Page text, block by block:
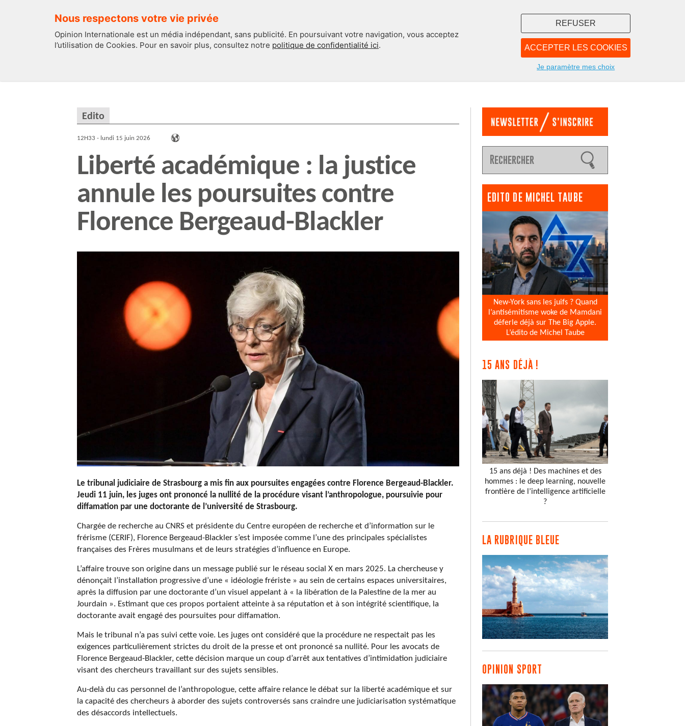
Nous respectons votre vie privée
Opinion Internationale est un média indépendant, sans publicité. En poursuivant votre navigation, vous acceptez
l’utilisation de Cookies. Pour en savoir plus, consultez notre politique de confidentialité ici. ACCEPTER LES COOKIES
REFUSER
Je paramètre mes choix
NOUS
Edito
12H33 - lundi 15 juin 2026
Liberté académique : la justice
annule les poursuites contre
Florence Bergeaud-Blackler
Le tribunal judiciaire de Strasbourg a mis fin aux poursuites engagées contre Florence Bergeaud-Blackler.
Jeudi 11 juin, les juges ont prononcé la nullité de la procédure visant l’anthropologue, poursuivie pour
diffamation par une doctorante de l’université de Strasbourg.
Chargée de recherche au CNRS et présidente du Centre européen de recherche et d’information sur le
frérisme (CERIF), Florence Bergeaud-Blackler s’est imposée comme l’une des principales spécialistes
françaises des Frères musulmans et de leurs stratégies d’influence en Europe.
L’affaire trouve son origine dans un message publié sur le réseau social X en mars 2025. La chercheuse y
dénonçait l’installation progressive d’une « idéologie frériste » au sein de certains espaces universitaires,
après la diffusion par une doctorante d’un visuel appelant à « la libération de la Palestine de la mer au
Jourdain ». Estimant que ces propos portaient atteinte à sa réputation et à son intégrité scientifique, la
doctorante avait engagé des poursuites pour diffamation.
Mais le tribunal n’a pas suivi cette voie. Les juges ont considéré que la procédure ne respectait pas les
exigences particulièrement strictes du droit de la presse et ont prononcé sa nullité. Pour les avocats de
Florence Bergeaud-Blackler, cette décision marque un coup d’arrêt aux tentatives d’intimidation judiciaire
visant des chercheurs travaillant sur des sujets sensibles.
Au-delà du cas personnel de l’anthropologue, cette affaire relance le débat sur la liberté académique et sur
la capacité des chercheurs à aborder des sujets controversés sans craindre une judiciarisation systématique
des désaccords intellectuels.
EDITO DE MICHEL TAUBE
New-York sans les juifs ? Quand
l’antisémitisme woke de Mamdani
déferle déjà sur The Big Apple.
L’édito de Michel Taube
15 ANS DÉJÀ !
15 ans déjà ! Des machines et des
hommes : le deep learning, nouvelle
frontière de l’intelligence artificielle
?
LA RUBRIQUE BLEUE
OPINION SPORT